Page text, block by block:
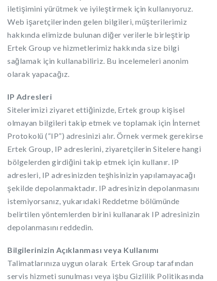
iletişimini yürütmek ve iyileştirmek için kullanıyoruz.
Web işaretçilerinden gelen bilgileri, müşterilerimiz
hakkında elimizde bulunan diğer verilerle birleştirip
Ertek Group ve hizmetlerimiz hakkında size bilgi
sağlamak için kullanabiliriz. Bu incelemeleri anonim
olarak yapacağız.
IP Adresleri
Sitelerimizi ziyaret ettiğinizde, Ertek group kişisel
olmayan bilgileri takip etmek ve toplamak için İnternet
Protokolü (“IP”) adresinizi alır. Örnek vermek gerekirse
Ertek Group, IP adreslerini, ziyaretçilerin Sitelere hangi
bölgelerden girdiğini takip etmek için kullanır. IP
adresleri, IP adresinizden teşhisinizin yapılamayacağı
şekilde depolanmaktadır. IP adresinizin depolanmasını
istemiyorsanız, yukarıdaki Reddetme bölümünde
belirtilen yöntemlerden birini kullanarak IP adresinizin
depolanmasını reddedin.
Bilgilerinizin Açıklanması veya Kullanımı
Talimatlarınıza uygun olarak Ertek Group tarafından
servis hizmeti sunulması veya işbu Gizlilik Politikasında